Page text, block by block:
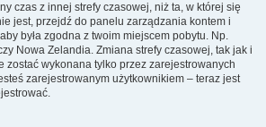
czas z innej strefy czasowej, niż ta, w której się
jest, przejdź do panelu zarządzania kontem i
była zgodna z twoim miejscem pobytu. Np.
Nowa Zelandia. Zmiana strefy czasowej, tak jak i
zostać wykonana tylko przez zarejestrowanych
zarejestrowanym użytkownikiem – teraz jest